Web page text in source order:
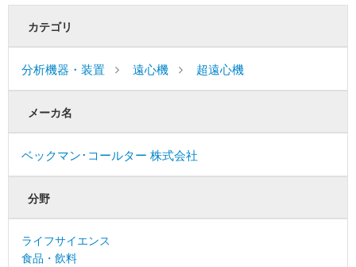
カテゴリ
分析機器・装置 遠心機 超遠心機
メーカ名
ベックマン･コールター 株式会社
分野
ライフサイエンス
食品・飲料